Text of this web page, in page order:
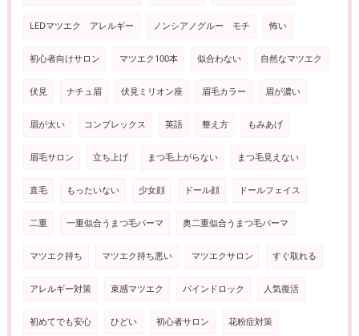
LEDマツエク アレルギー ノンシアノグルー モチ 怖い
初心者向けサロン マツエク100本 似合わない 自然なマツエク
伏見 ナチュ眉 伏見ミリオン座 眉毛カラー 眉が濃い
眉が太い コンプレックス 英語 整え方 もみあげ
眉毛サロン 立ち上げ まつ毛上がらない まつ毛見えない
直毛 もったいない 少女顔 ドール顔 ドールフェイス
二重 一重似合うまつ毛パーマ 奥二重似合うまつ毛パーマ
マツエク持ち マツエク持ち悪い マツエクサロン すぐ取れる
アレルギー対策 束感マツエク バインドロック 人気復活
初めてでも安心 ひどい 初心者サロン 花粉症対策